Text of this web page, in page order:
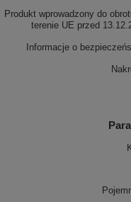
Produkt wprowadzony do
terenie UE przed
Informacje o